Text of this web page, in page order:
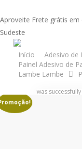
to
main
content
Aproveite Frete grátis em
Sudeste
Início Adesivo de
Painel Adesivo de
Lambe Lambe
was
Papel de Parede